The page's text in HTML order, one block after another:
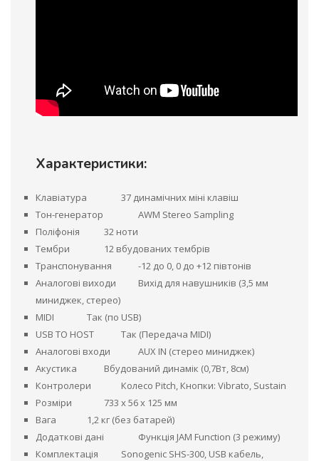
Характеристики:
Клавіатура
37 динамічних міні клавіш
Тон-генератор
AWM Stereo Sampling
Поліфонія
32 ноти
Тембри
12 вбудованих тембрів
Транспонування
-12 до 0, 0 до +12 півтонів
Аналогові виходи
Вихід для навушників (3,5 мм
миниджек, стерео)
MIDI
Так (по USB)
USB TO HOST
Так (Передача MIDI)
Аналогові входи
AUX IN (стерео миниджек)
Акустика
Вбудований динамік (0,7Вт, 8см)
Контролери
Колесо Pitch, Кнопки: Vibrato, Sustain
Розміри
733 х 56 х 125 мм
Вага
1,2 кг (без батарей)
Додаткові дані
Функція JAM Function (3 режиму)
Комплектація
Sonogenic SHS-300, USB кабель,